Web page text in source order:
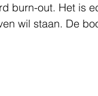
burn-out. Het is
wil staan. De